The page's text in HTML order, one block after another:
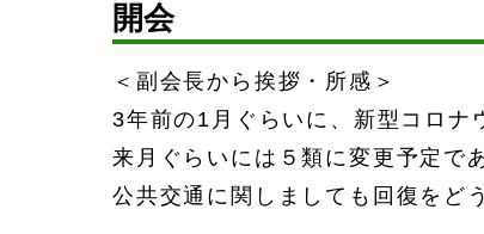
開会
＜副会長から挨拶・所感＞
3年前の1月ぐらいに、新型コロナ
来月ぐらいには５類に変更予定で
公共交通に関しましても回復をど